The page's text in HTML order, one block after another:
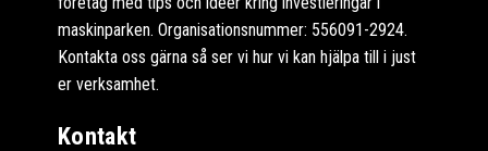
maskinparken. Organisationsnummer: 556091-2924.
Kontakta oss gärna så ser vi hur vi kan hjälpa till i just
er verksamhet.
Kontakt